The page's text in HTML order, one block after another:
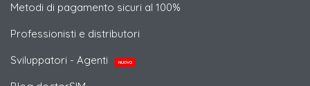
Metodi di pagamento sicuri al 100%
Professionisti e distributori
Sviluppatori - Agenti
NUOVO